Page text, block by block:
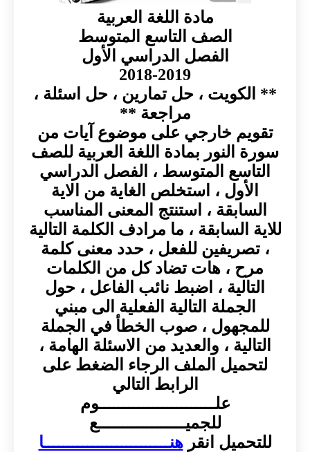
مادة اللغة العربية
الصف التاسع المتوسط
الفصل الدراسي الأول
2018-2019
** الكويت ، حل تمارين ، حل اسئلة ،
مراجعة **
تقويم خارجي على موضوع آيات من
سورة النور بمادة اللغة العربية للصف
التاسع المتوسط ، الفصل الدراسي
الأول ، استخلص الغاية من الاية
السابقة ، استنتج المعنى المناسب
للاية السابقة ، ما مرادف الكلمة التالية
، تصريفين للفعل ، حدد معنى كلمة
مرح ، هات تضاد كل من الكلمات
التالية ، اضبط نائب الفاعل ، حول
الجملة التالية الفعلية الى مبني
للمجهول ، صوب الخطأ في الجملة
التالية ، والعديد من الاسئلة الهامة ،
لتحميل الملف الرجاء الضغط على
الرابط التالي
علــــــــــــــــــــــــوم
للجميــــــــــــــــــع
للتحميل انقرهنــــــــــــــــــــــــــا